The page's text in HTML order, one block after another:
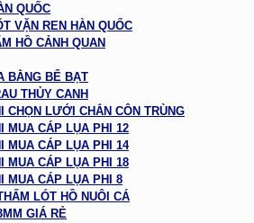
QUỐC
VẶN REN HÀN QUỐC
HỒ CẢNH QUAN
BẰNG BỂ BẠT
THỦY CANH
CHỌN LƯỚI CHẮN CÔN TRÙNG
MUA CÁP LỤA PHI 12
MUA CÁP LỤA PHI 14
MUA CÁP LỤA PHI 18
MUA CÁP LỤA PHI 8
LÓT HỒ NUÔI CÁ
GIÁ RẺ